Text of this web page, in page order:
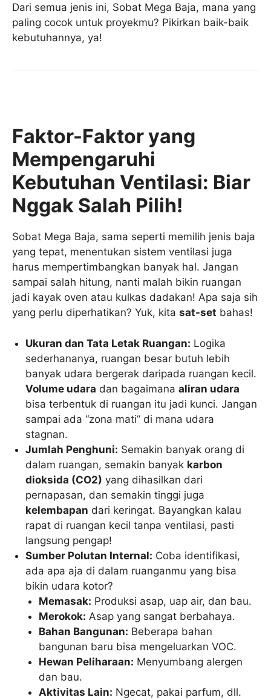
Dari semua jenis ini, Sobat Mega Baja, mana yang
paling cocok untuk proyekmu? Pikirkan baik-baik
kebutuhannya, ya!
Faktor-Faktor yang
Mempengaruhi
Kebutuhan Ventilasi: Biar
Nggak Salah Pilih!
Sobat Mega Baja, sama seperti memilih jenis baja
yang tepat, menentukan sistem ventilasi juga
harus mempertimbangkan banyak hal. Jangan
sampai salah hitung, nanti malah bikin ruangan
jadi kayak oven atau kulkas dadakan! Apa saja sih
yang perlu diperhatikan? Yuk, kita sat-set bahas!
Ukuran dan Tata Letak Ruangan: Logika
sederhananya, ruangan besar butuh lebih
banyak udara bergerak daripada ruangan kecil.
Volume udara dan bagaimanaaliran udara
bisa terbentuk di ruangan itu jadi kunci. Jangan
sampai ada “zona mati” di mana udara
stagnan.
Jumlah Penghuni: Semakin banyak orang di
dalam ruangan, semakin banyak karbon
dioksida (CO2) yang dihasilkan dari
pernapasan, dan semakin tinggi juga
kelembapan dari keringat. Bayangkan kalau
rapat di ruangan kecil tanpa ventilasi, pasti
langsung pengap!
Sumber Polutan Internal: Coba identifikasi,
ada apa aja di dalam ruanganmu yang bisa
bikin udara kotor?
Memasak: Produksi asap, uap air, dan bau.
Merokok: Asap yang sangat berbahaya.
Bahan Bangunan: Beberapa bahan
bangunan baru bisa mengeluarkan VOC.
Hewan Peliharaan: Menyumbang alergen
dan bau.
Aktivitas Lain: Ngecat, pakai parfum, dll.